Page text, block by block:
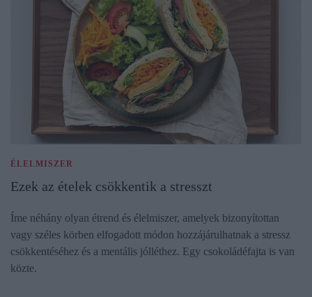
ÉLELMISZER
Ezek az ételek csökkentik a stresszt
Íme néhány olyan étrend és élelmiszer, amelyek bizonyítottan
vagy széles körben elfogadott módon hozzájárulhatnak a stressz
csökkentéséhez és a mentális jólléthez. Egy csokoládéfajta is van
közte.